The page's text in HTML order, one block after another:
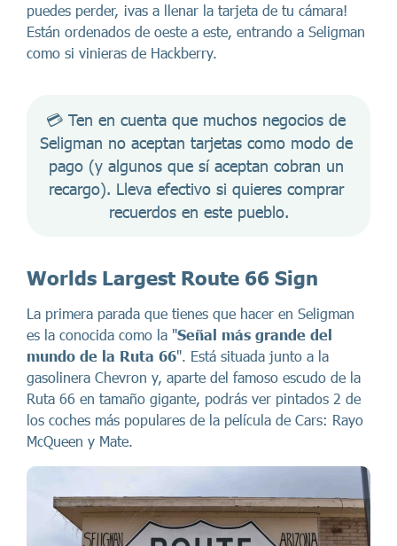
puedes perder, ¡vas a llenar la tarjeta de tu cámara!
Están ordenados de oeste a este, entrando a Seligman
como si vinieras de Hackberry.
💳 Ten en cuenta que muchos negocios de
Seligman no aceptan tarjetas como modo de
pago (y algunos que sí aceptan cobran un
recargo). Lleva efectivo si quieres comprar
recuerdos en este pueblo.
Worlds Largest Route 66 Sign
La primera parada que tienes que hacer en Seligman
es la conocida como la "Señal más grande del
mundo de la Ruta 66". Está situada junto a la
gasolinera Chevron y, aparte del famoso escudo de la
Ruta 66 en tamaño gigante, podrás ver pintados 2 de
los coches más populares de la película de Cars: Rayo
McQueen y Mate.